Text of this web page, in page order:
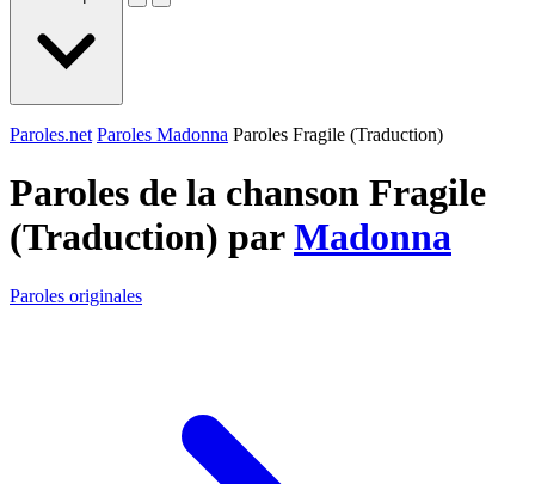
Paroles.net Paroles Madonna Paroles Fragile (Traduction)
Paroles de la chanson Fragile
(Traduction) parMadonna
Paroles originales